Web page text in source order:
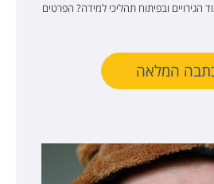
הגירויים ובפיתוח תהליכי למידה? הפרטים
המלאה